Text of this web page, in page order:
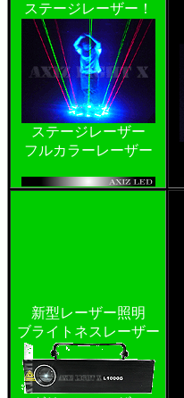
ステージレーザー！
ステージレーザー
フルカラーレーザー
新型レーザー照明
ブライトネスレーザー